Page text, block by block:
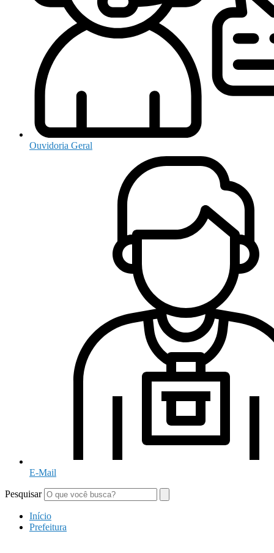
Ouvidoria Geral
E-Mail
Pesquisar
Início
Prefeitura